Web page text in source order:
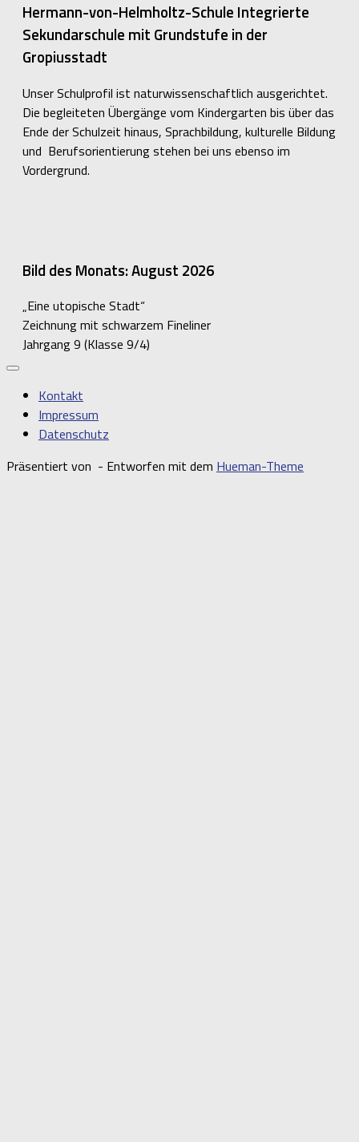
Hermann-von-Helmholtz-Schule Integrierte
Sekundarschule mit Grundstufe in der
Gropiusstadt
Unser Schulprofil ist naturwissenschaftlich ausgerichtet.
Die begleiteten Übergänge vom Kindergarten bis über das
Ende der Schulzeit hinaus, Sprachbildung, kulturelle Bildung
und Berufsorientierung stehen bei uns ebenso im
Vordergrund.
Bild des Monats: August 2026
„Eine utopische Stadt“
Zeichnung mit schwarzem Fineliner
Jahrgang 9 (Klasse 9/4)
Kontakt
Impressum
Datenschutz
Präsentiert von - Entworfen mit dem Hueman-Theme